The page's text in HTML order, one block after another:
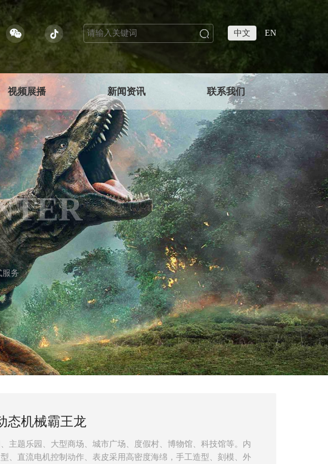
中文 EN
视频展播 新闻资讯 联系我们
服务
态机械霸王龙
主题乐园、大型商场、城市广场、度假村、博物馆、科技馆等。内
、直流电机控制动作、表皮采用高密度海绵，手工造型、刻模、外